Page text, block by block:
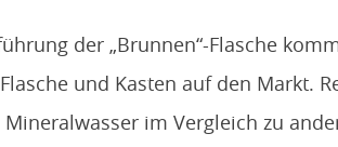
der „Brunnen“-Flasche
und Kasten auf den Markt.
im Vergleich zu